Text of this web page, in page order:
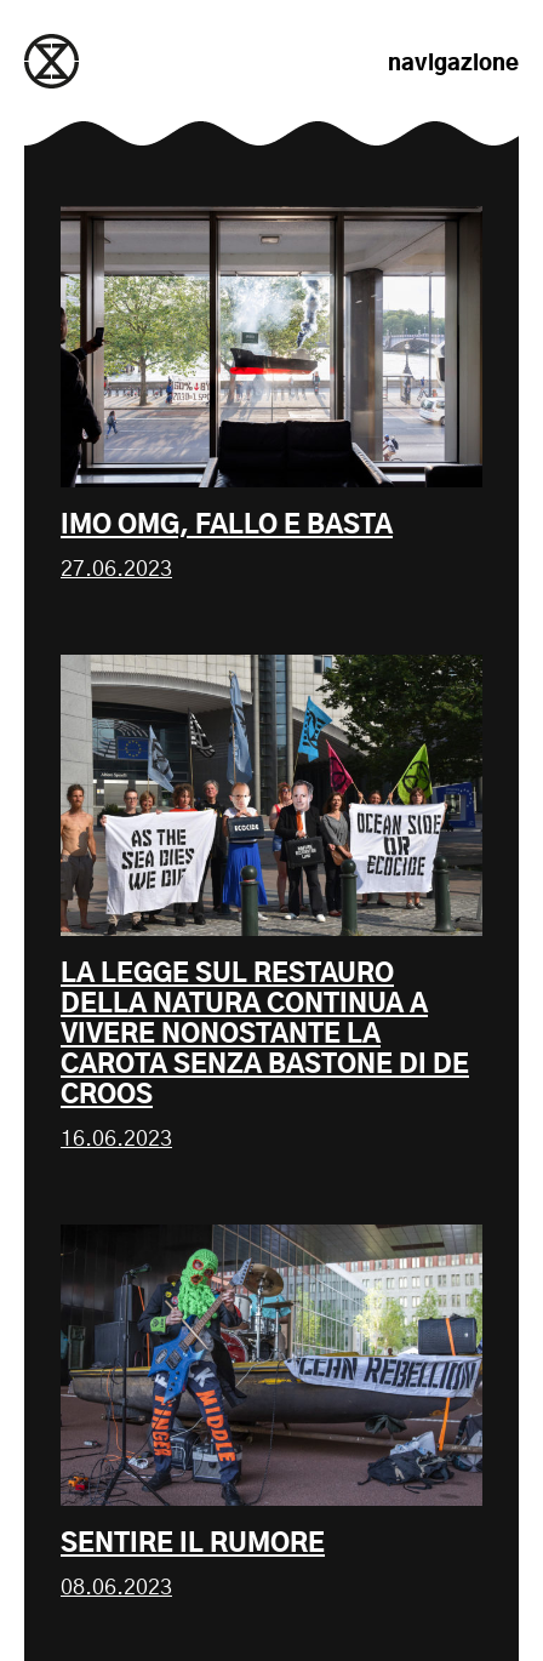
navigazione
IMO OMG, FALLO E BASTA
27.06.2023
LA LEGGE SUL RESTAURO
DELLA NATURA CONTINUA A
VIVERE NONOSTANTE LA
CAROTA SENZA BASTONE DI DE
CROOS
16.06.2023
SENTIRE IL RUMORE
08.06.2023